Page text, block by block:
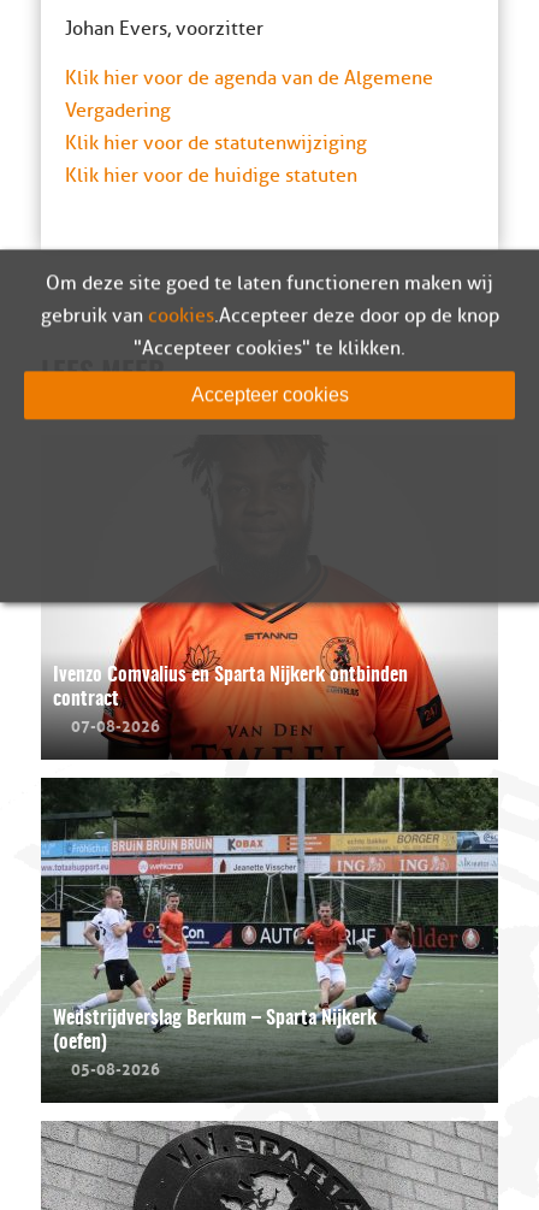
Johan Evers, voorzitter
Klik hier voor de agenda van de Algemene
Vergadering
Klik hier voor de statutenwijziging
Klik hier voor de huidige statuten
LEES MEER
Ivenzo Comvalius en Sparta Nijkerk ontbinden
contract
07-08-2026
Wedstrijdverslag Berkum – Sparta Nijkerk
(oefen)
05-08-2026
Om deze site goed te laten functioneren maken wij
gebruik van cookies. Accepteer deze door op de knop
"Accepteer cookies" te klikken.
Accepteer cookies